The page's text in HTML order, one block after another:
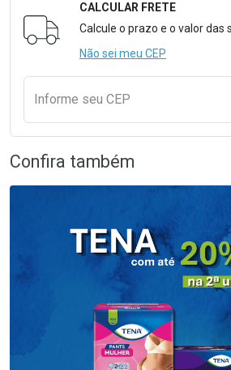
Formulário para Calcular o
CALCULAR FRETE
Calcule o prazo e o valor das
Não sei meu CEP
Informe seu CEP
Confira também